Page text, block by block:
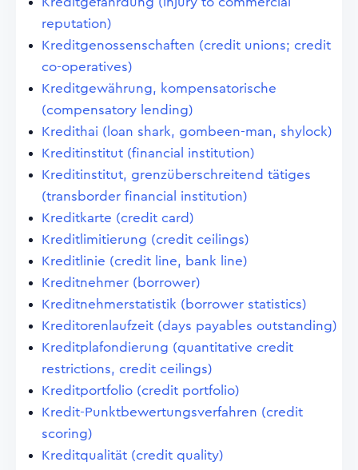
reputation)
Kreditgenossenschaften (credit unions; credit
co-operatives)
Kreditgewährung, kompensatorische
(compensatory lending)
Kredithai (loan shark, gombeen-man, shylock)
Kreditinstitut (financial institution)
Kreditinstitut, grenzüberschreitend tätiges
(transborder financial institution)
Kreditkarte (credit card)
Kreditlimitierung (credit ceilings)
Kreditlinie (credit line, bank line)
Kreditnehmer (borrower)
Kreditnehmerstatistik (borrower statistics)
Kreditorenlaufzeit (days payables outstanding)
Kreditplafondierung (quantitative credit
restrictions, credit ceilings)
Kreditportfolio (credit portfolio)
Kredit-Punktbewertungsverfahren (credit
scoring)
Kreditqualität (credit quality)